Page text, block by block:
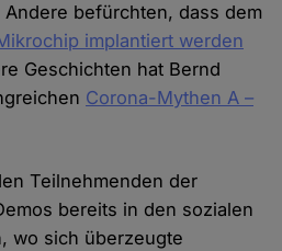
befürchten, dass dem
implantiert werden
Geschichten hat Bernd
Corona-Mythen A –
Teilnehmenden der
bereits in den sozialen
wo sich überzeugte